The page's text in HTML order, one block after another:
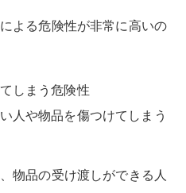
を業者にお任せす